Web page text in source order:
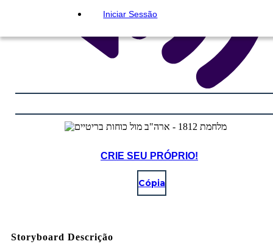
Iniciar Sessão
CRIE SEU PRÓPRIO!
Cópia
Storyboard Descrição